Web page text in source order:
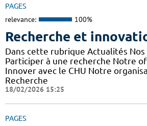
PAGES
relevance: 100%
Recherche et
Dans cette rubrique Actualités Nos
Participer à une recherche Notre
Innover avec le CHU Notre
Recherche
18/02/2026 15:25
PAGES